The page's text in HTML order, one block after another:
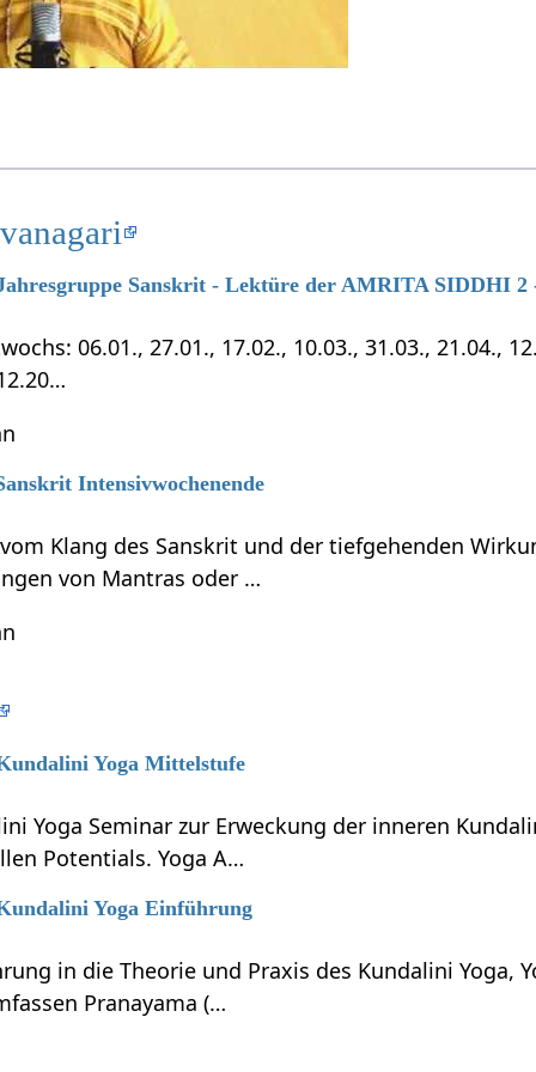
Jahresgruppe Sanskrit - Lektüre der AMRITA SIDDHI 2
06.01., 27.01., 17.02., 10.03., 31.03., 21.04.,
Intensivwochenende
Klang des Sanskrit und der tiefgehenden
von Mantras oder …
Yoga Mittelstufe
Yoga Seminar zur Erweckung der inneren
Potentials. Yoga A…
Yoga Einführung
in die Theorie und Praxis des Kundalini Yoga,
Pranayama (…